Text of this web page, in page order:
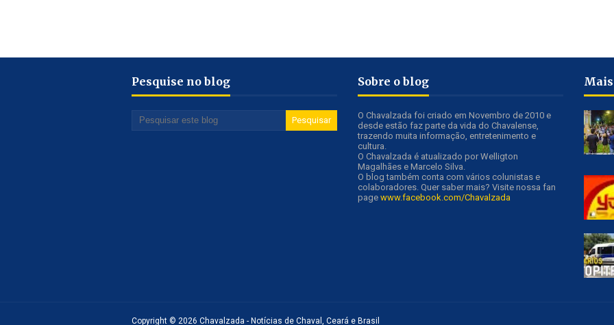
Pesquise no blog Sobre o blog
O Chavalzada foi criado em Novembro de 2010 e
desde estão faz parte da vida do Chavalense,
trazendo muita informação, entretenimento e
cultura.
O Chavalzada é atualizado por Welligton
Magalhães e Marcelo Silva.
O blog também conta com vários colunistas e
colaboradores. Quer saber mais? Visite nossa fan
page www.facebook.com/Chavalzada
Copyright © 2026 Chavalzada - Notícias de Chaval, Ceará e Brasil